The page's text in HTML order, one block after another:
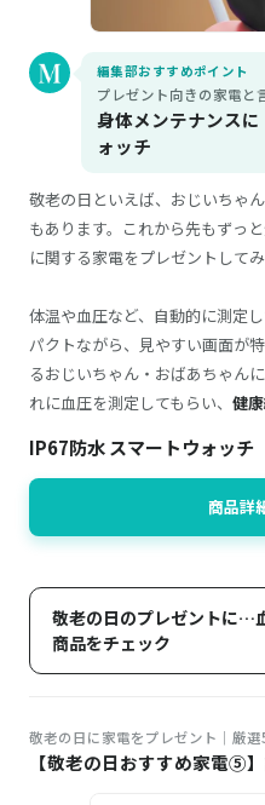
編集部おすすめポイント
プレゼント向きの家電と
身体メンテナンス
ォッチ
敬老の日といえば、おじいちゃ
もあります。これから先もずっ
に関する家電をプレゼントしてみ
体温や血圧など、自動的に測定
パクトながら、見やすい画面が
るおじいちゃん・おばあちゃん
れに血圧を測定してもらい、 健
IP67防水 スマートウォッチ
商品詳
敬老の日のプレゼントに…
商品をチェック
敬老の日に家電をプレゼント｜厳選
【敬老の日おすすめ家電⑤